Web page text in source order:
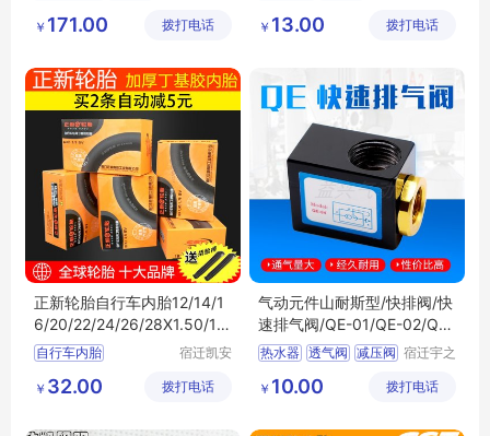
务有限公
￥ 171.00 拨打电话
有限公司
￥ 13.00 拨打电话
正新轮胎自行车内胎12/14/1
6/20/22/24/26/28X1.50/1.7
5/1.95/138
自行车内胎
自行车内胆
宿迁凯安
有限公司
￥ 32.00 拨打电话
气动元件山耐斯型/快排阀/快
速排气阀/QE-01/QE-02/QE-
03/QE-04
热水器 透气阀 减压阀 宿迁宇之
务有限公
￥ 10.00 拨打电话